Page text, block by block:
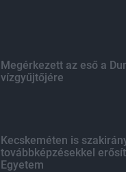
Megérkezett az eső a
vízgyűjtőjére
Kecskeméten is
továbbképzésekkel
Egyetem